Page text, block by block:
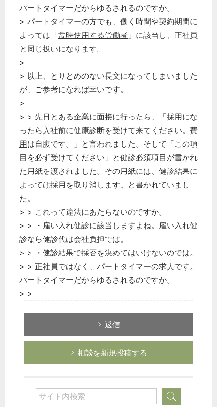
パートタイマーだからゆるされるのですか。
> パートタイマーの方でも、働く時間や契約期間に
よっては「常時使用する労働者 」に該当し、正社員
と同じ扱いになります。
>
> 以上、とりとめのない長文になってしまいました
が、ご参考になれば幸いです。
>
> > 先日とある企業に面接に行ったら、「採用にな
ったら入社前に健康診断を受けて来てください。 費
用は自腹です。」と言われました。そして「この項
目を必ず受けてください」と健診必須項目が書かれ
た用紙を渡されました。その用紙には、健診結果に
よっては採用を取り消します。と書かれていまし
た。
> > これって違法にあたらないのですか。
> > ・雇い入れ健診に該当しますよね。雇い入れ健
診なら健診代は会社負担では。
> > ・健診結果で採否を決めてはいけないのでは。
> > 正社員ではなく、パートタイマーの求人です。
パートタイマーだからゆるされるのですか。
> >
返信
相談を新規投稿する
選択してください
労務管理
税務経理
経営の知恵
総務の給湯室
次へ